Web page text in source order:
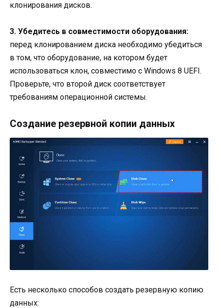
клонирования дисков.
3. Убедитесь в совместимости оборудования:
перед клонированием диска необходимо убедиться
в том, что оборудование, на котором будет
использоваться клон, совместимо с Windows 8 UEFI.
Проверьте, что второй диск соответствует
требованиям операционной системы.
Создание резервной копии данных
Есть несколько способов создать резервную копию
данных: